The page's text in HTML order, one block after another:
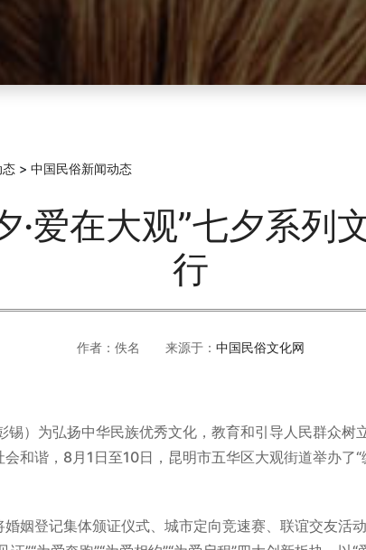
态 > 中国民俗新闻动态
·爱在大观”七夕系列
行
作者：佚名 来源于： 中国民俗文化网
锡）为弘扬中华民族优秀文化，教育和引导人民群众树
和谐，8月1日至10日，昆明市五华区大观街道举办了“
姻登记集体颁证仪式、城市定向竞速赛、联谊交友活